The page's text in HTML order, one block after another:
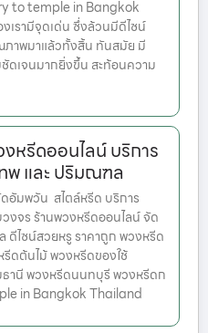
to temple in Bangkok
เรามีจุดเด่น ซึ่งล้วนมีดีไซน์
ภาพมาแล้วทั้งสิ้น ทันสมัย มี
ดเจนมากยิ่งขึ้น สะท้อนความ
หรีดออนไลน์ บริการ
พ และ ปริมณฑล
มพวัน สไตล์หรีด บริการ
จร ร้านพวงหรีดออนไลน์ จัด
ดีไซน์สวยหรู ราคาถูก พวงหรีด
ดต้นไม้ พวงหรีดของใช้
านี พวงหรีดนนทบุรี พวงหรีดก
in Bangkok Thailand